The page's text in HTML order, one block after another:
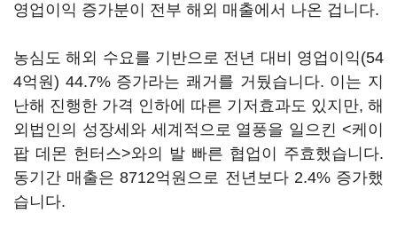
영업이익 증가분이 전부 해외 매출에서 나온 겁니다.
농심도 해외 수요를 기반으로 전년 대비 영업이익(54
4억원) 44.7% 증가라는 쾌거를 거뒀습니다. 이는 지
난해 진행한 가격 인하에 따른 기저효과도 있지만, 해
외법인의 성장세와 세계적으로 열풍을 일으킨 <케이
팝 데몬 헌터스>와의 발 빠른 협업이 주효했습니다.
동기간 매출은 8712억원으로 전년보다 2.4% 증가했
습니다.